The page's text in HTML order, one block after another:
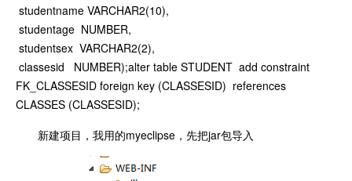
studentname VARCHAR2(10),
studentage NUMBER,
studentsex VARCHAR2(2),
classesid NUMBER);alter table STUDENT add constraint
FK_CLASSESID foreign key (CLASSESID) references
CLASSES (CLASSESID);
新建项目，我用的myeclipse，先把jar包导入